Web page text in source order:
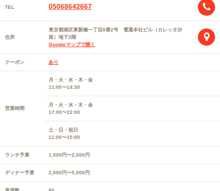
TEL 05068642667
住所
東京都港区東新橋一丁目8番2号 電通本社ビル（カレッタ汐
留）地下2階
Googleマップで開く
クーポン あり
営業時間
月・火・水・木・金
11:00〜14:30
月・火・水・木・金
17:00〜22:00
土・日・祝日
11:00〜15:00
ランチ予算 1,000円〜2,000円
ディナー予算 2,000円〜5,000円